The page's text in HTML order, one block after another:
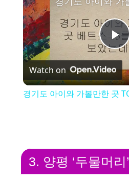
P
l
V
Watch on
경기도 아이와 가볼만한 곳
3. 양평 ‘두물머리’